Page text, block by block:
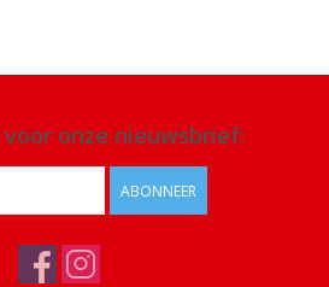
onze nieuwsbrief:
ABONNEER